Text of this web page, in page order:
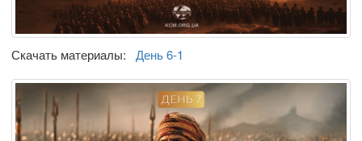
Скачать материалы: День 6-1